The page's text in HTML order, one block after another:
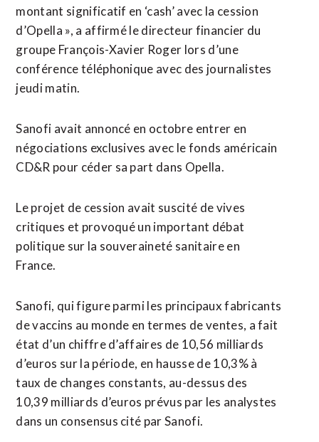
montant significatif en ‘cash’ avec la cession
d’Opella », a affirmé le directeur financier du
groupe François-Xavier Roger lors d’une
conférence téléphonique avec des journalistes
jeudi matin.
Sanofi avait annoncé en octobre entrer en
négociations exclusives avec le fonds américain
CD&R pour céder sa part dans Opella.
Le projet de cession avait suscité de vives
critiques et provoqué un important débat
politique sur la souveraineté sanitaire en
France.
Sanofi, qui figure parmi les principaux fabricants
de vaccins au monde en termes de ventes, a fait
état d’un chiffre d’affaires de 10,56 milliards
d’euros sur la période, en hausse de 10,3% à
taux de changes constants, au-dessus des
10,39 milliards d’euros prévus par les analystes
dans un consensus cité par Sanofi.